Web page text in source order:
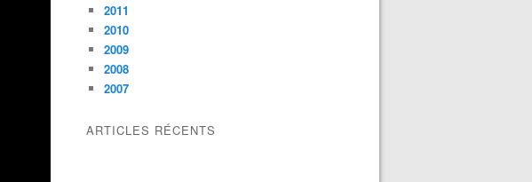
2011
2010
2009
2008
2007
ARTICLES RÉCENTS